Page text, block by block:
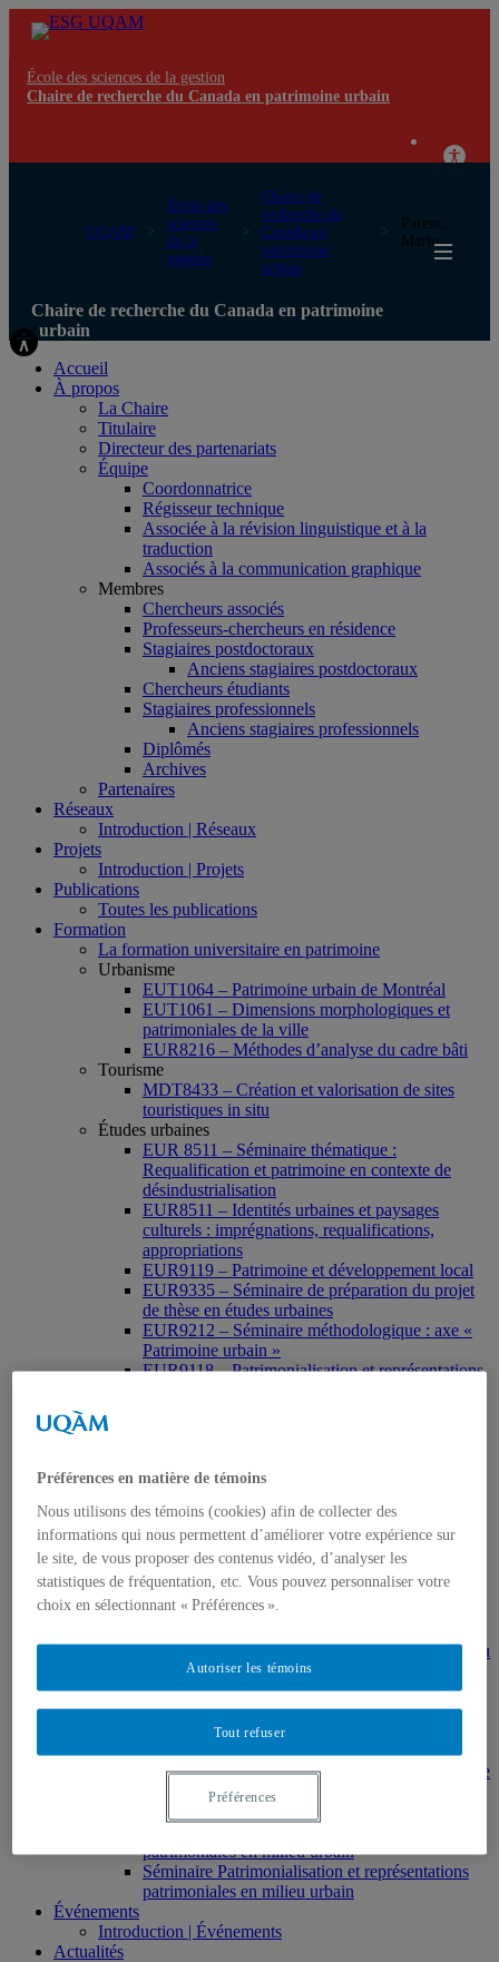
École des sciences de la gestion
Chaire de recherche du Canada en patrimoine urbain
UQAM
École des
sciences
de la
gestion
Chaire de
recherche du
Canada en
patrimoine
urbain
Parent,
Mario
Chaire de recherche du Canada en patrimoine
urbain
Accueil
À propos
La Chaire
Titulaire
Directeur des partenariats
Équipe
Coordonnatrice
Régisseur technique
Associée à la révision linguistique et à la
traduction
Associés à la communication graphique
Membres
Chercheurs associés
Professeurs-chercheurs en résidence
Stagiaires postdoctoraux
Anciens stagiaires postdoctoraux
Chercheurs étudiants
Stagiaires professionnels
Anciens stagiaires professionnels
Diplômés
Archives
Partenaires
Réseaux
Introduction | Réseaux
Projets
Introduction | Projets
Publications
Toutes les publications
Formation
La formation universitaire en patrimoine
Urbanisme
EUT1064 – Patrimoine urbain de Montréal
EUT1061 – Dimensions morphologiques et
patrimoniales de la ville
EUR8216 – Méthodes d’analyse du cadre bâti
Tourisme
MDT8433 – Création et valorisation de sites
touristiques in situ
Études urbaines
EUR 8511 – Séminaire thématique :
Requalification et patrimoine en contexte de
désindustrialisation
EUR8511 – Identités urbaines et paysages
culturels : imprégnations, requalifications,
appropriations
EUR9119 – Patrimoine et développement local
EUR9335 – Séminaire de préparation du projet
de thèse en études urbaines
EUR9212 – Séminaire méthodologique : axe «
Patrimoine urbain »
EUR9118 – Patrimonialisation et représentations
Muséologie, médiation et patrimoine
HAR2644 – Animation, communications,
Direction de thèses et de mémoires
Stages
MDT8001 – Épistémologie des études
touristiques
MDT8101 – Culture et tourisme
EUR7102 – Dimensions sociales et culturelles du
tourisme
EUR8216 – Méthodes d’analyse du cadre bâti
EUR8460 – Patrimoine et requalification des
espaces urbains
EUR8511 – Patrimoine et développement local
EUT1065 – Gestion et valorisation du patrimoine
patrimoniales en milieu urbain
Séminaire Patrimonialisation et représentations
patrimoniales en milieu urbain
Événements
Introduction | Événements
Actualités
Préférences en matière de témoins
Nous utilisons des témoins (cookies) afin de collecter des
informations qui nous permettent d’améliorer votre expérience sur
le site, de vous proposer des contenus vidéo, d’analyser les
statistiques de fréquentation, etc. Vous pouvez personnaliser votre
choix en sélectionnant « Préférences ».
Tout refuser
Autoriser les témoins
Préférences